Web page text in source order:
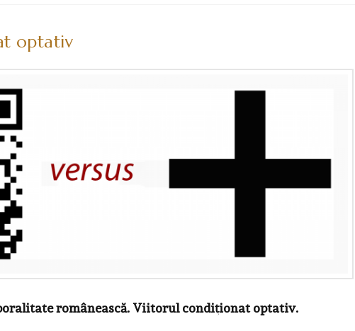
optativ
românească. Viitorul condiţionat optativ.